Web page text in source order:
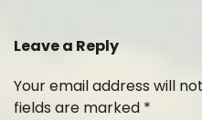
Leave a Reply
Your email address will
fields are marked *